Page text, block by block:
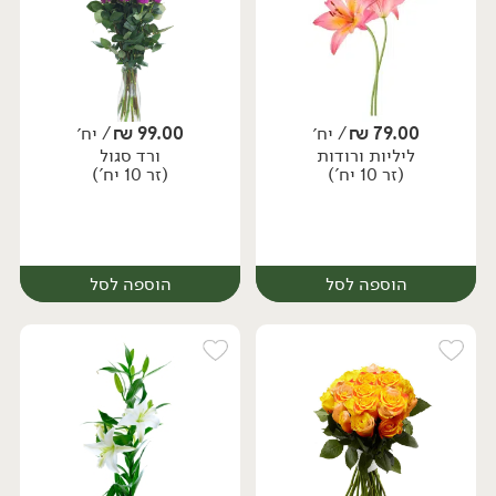
יח׳ יח׳
79.00
₪/ יח׳
ליליות ורודות
(זר 10 יח')
הוספה לסל
99.00
₪/ יח׳
ורד סגול
(זר 10 יח')
הוספה לסל